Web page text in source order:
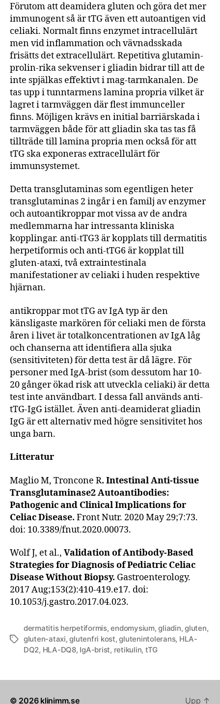
Förutom att deamidera gluten och göra det mer
immunogent så är tTG även ett autoantigen vid
celiaki. Normalt finns enzymet intracellulärt
men vid inflammation och vävnadsskada
frisätts det extracellulärt. Repetitiva glutamin-
prolin-rika sekvenser i gliadin bidrar till att de
inte spjälkas effektivt i mag-tarmkanalen. De
tas upp i tunntarmens lamina propria vilket är
lagret i tarmväggen där flest immunceller
finns. Möjligen krävs en initial barriärskada i
tarmväggen både för att gliadin ska tas tas få
tillträde till lamina propria men också för att
tTG ska exponeras extracellulärt för
immunsystemet.
Detta transglutaminas som egentligen heter
transglutaminas 2 ingår i en familj av enzymer
och autoantikroppar mot vissa av de andra
medlemmarna har intressanta kliniska
kopplingar. anti-tTG3 är kopplats till dermatitis
herpetiformis och anti-tTG6 är kopplat till
gluten-ataxi, två extraintestinala
manifestationer av celiaki i huden respektive
hjärnan.
antikroppar mot tTG av IgA typ är den
känsligaste markören för celiaki men de första
åren i livet är totalkoncentrationen av IgA låg
och chanserna att identifiera alla sjuka
(sensitiviteten) för detta test är då lägre. För
personer med IgA-brist (som dessutom har 10-
20 gånger ökad risk att utveckla celiaki) är detta
test inte användbart. I dessa fall används anti-
tTG-IgG istället. Även anti-deamiderat gliadin
IgG är ett alternativ med högre sensitivitet hos
unga barn.
Litteratur
Maglio M, Troncone R. Intestinal Anti-tissue
Transglutaminase2 Autoantibodies:
Pathogenic and Clinical Implications for
Celiac Disease. Front Nutr. 2020 May 29;7:73.
doi: 10.3389/fnut.2020.00073.
Wolf J, et al., Validation of Antibody-Based
Strategies for Diagnosis of Pediatric Celiac
Disease Without Biopsy. Gastroenterology.
2017 Aug;153(2):410-419.e17. doi:
10.1053/j.gastro.2017.04.023.
Etiketter
dermatitis herpetiformis,endomysium,gliadin,gluten,
gluten-ataxi,glutenfri kost,glutenintolerans, HLA-
DQ2, HLA-DQ8, IgA-brist, retikulin, tTG
© 2026 klinimm.se Upp ↑